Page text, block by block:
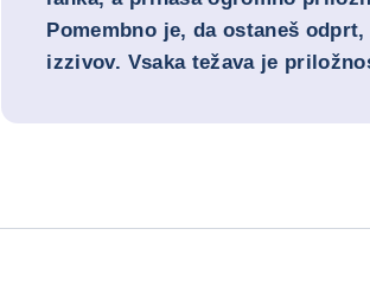
Pomembno je, da ostaneš
izzivov. Vsaka težava je